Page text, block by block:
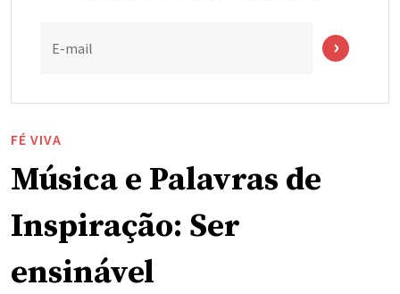
E-mail
FÉ VIVA
Música e Palavras de
Inspiração: Ser
ensinável